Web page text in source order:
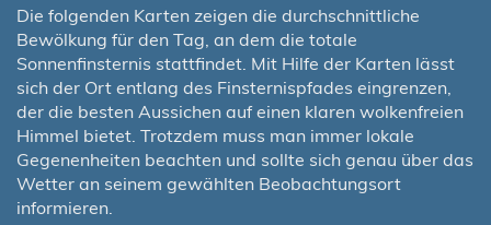
Die folgenden Karten zeigen die durchschnittliche
Bewölkung für den Tag, an dem die totale
Sonnenfinsternis stattfindet. Mit Hilfe der Karten lässt
sich der Ort entlang des Finsternispfades eingrenzen,
der die besten Aussichen auf einen klaren wolkenfreien
Himmel bietet. Trotzdem muss man immer lokale
Gegenenheiten beachten und sollte sich genau über das
Wetter an seinem gewählten Beobachtungsort
informieren.